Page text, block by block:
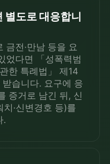
별도로 대응합니
금전·만남 등을 요
었다면 「성폭력범
한 특례법」 제14
습니다. 요구에 응
증거로 남긴 뒤, 신
·신변경호 등)를
.